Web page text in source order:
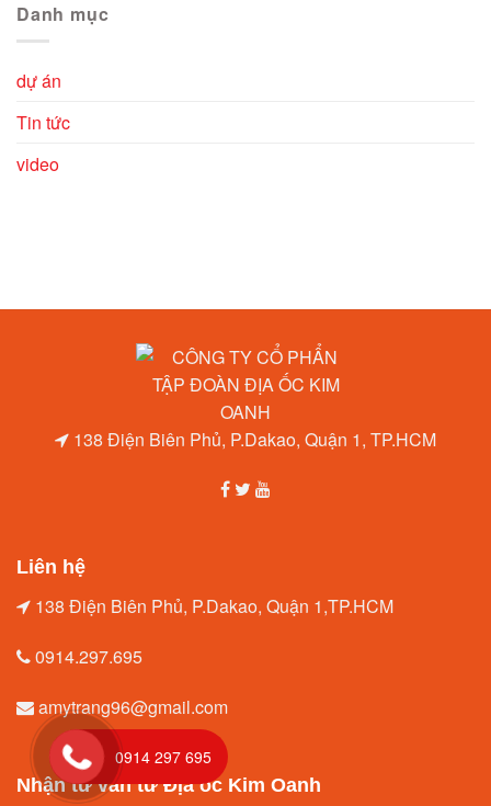
Danh mục
dự án
Tin tức
video
138 Điện Biên Phủ, P.Dakao, Quận 1, TP.HCM
Liên hệ
138 Điện Biên Phủ, P.Dakao, Quận 1,TP.HCM
0914.297.695
amytrang96@gmail.com
Nhận tư vấn từ Địa ốc Kim Oanh
0914 297 695